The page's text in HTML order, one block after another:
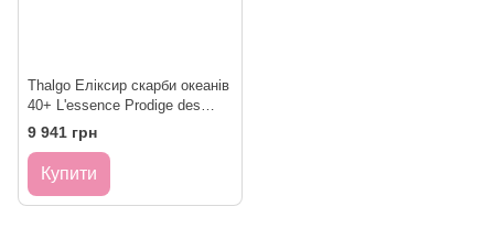
Thalgo Еліксир скарби океанів
40+ L'essence Prodige des
Oceans 30 мл
9 941 грн
Купити